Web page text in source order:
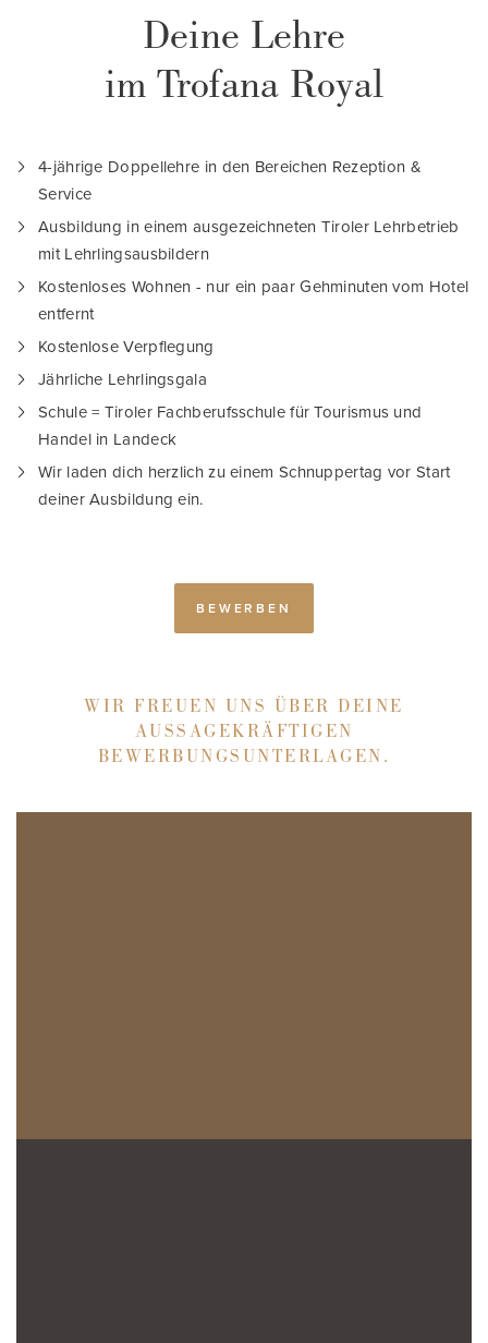
Deine Lehre
im Trofana Royal
4-jährige Doppellehre in den Bereichen Rezeption &
Service
Ausbildung in einem ausgezeichneten Tiroler Lehrbetrieb
mit Lehrlingsausbildern
Kostenloses Wohnen - nur ein paar Gehminuten vom Hotel
entfernt
Kostenlose Verpflegung
Jährliche Lehrlingsgala
Schule = Tiroler Fachberufsschule für Tourismus und
Handel in Landeck
Wir laden dich herzlich zu einem Schnuppertag vor Start
deiner Ausbildung ein.
BEWERBEN
WIR FREUEN UNS ÜBER DEINE
AUSSAGEKRÄFTIGEN
BEWERBUNGSUNTERLAGEN.